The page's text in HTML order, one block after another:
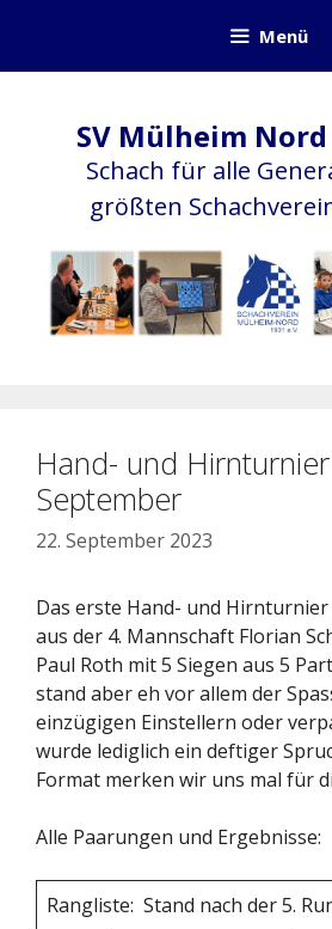
springen
Menü
SV Mülheim Nord
Schach für alle
größten
Hand- und
September
22. September 2023
Das erste Hand- und
aus der 4. Mannschaft Florian
Paul Roth mit 5 Siegen aus 5
stand aber eh vor allem der
einzügigen Einstellern oder
wurde lediglich ein deftiger
Format merken wir uns mal für
Alle Paarungen und Ergebnisse:
Rangliste: Stand nach der 5.